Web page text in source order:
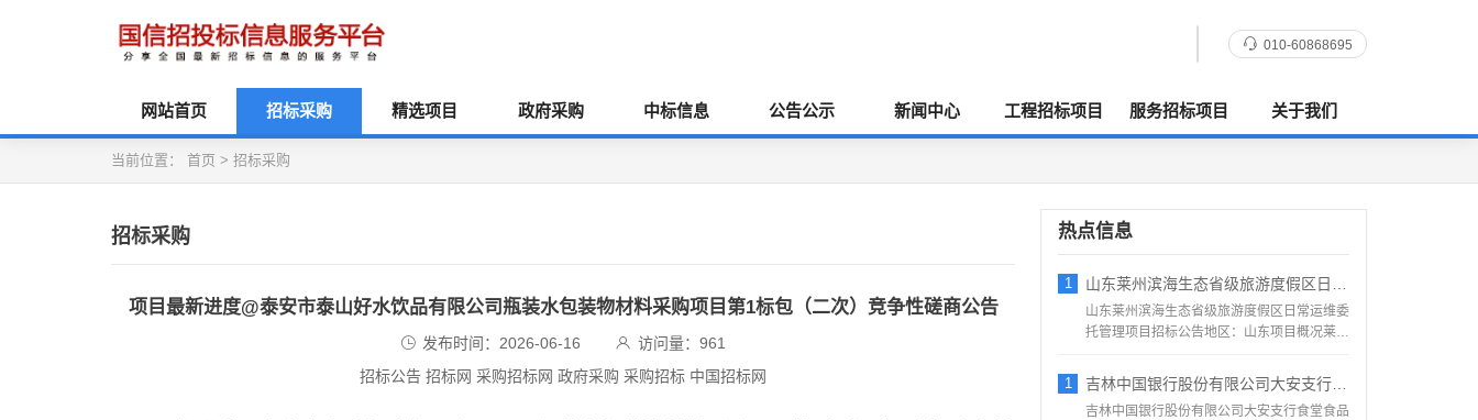
010-60868695
网站首页 招标采购 精选项目 政府采购 中标信息 公告公示 新闻中心 工程招标项目 服务招标项目 关于我们
当前位置： 首页 > 招标采购
招标采购
项目最新进度@泰安市泰山好水饮品有限公司瓶装水包装物材料采购项目第1标包（二次）竞争性磋商公告
发布时间：2026-06-16 访问量：961
招标公告 招标网 采购招标网 政府采购 采购招标 中国招标网
热点信息
1 山东莱州滨海生态省级旅游度假区日常运维委
山东莱州滨海生态省级旅游度假区日常运维委
托管理项目招标公告地区：山东项目概况莱州
1 吉林中国银行股份有限公司大安支行食堂食品
吉林中国银行股份有限公司大安支行食堂食品